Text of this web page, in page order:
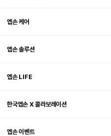
엡손 케어
엡손 솔루션
엡손 LIFE
한국엡손 X 콜라보레이션
엡손 이벤트